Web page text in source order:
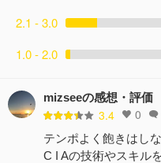
2.1 - 3.0
1.0 - 2.0
mizseeの感想・評価
3.4 0
テンポよく飽きはしな
C I Aの技術やスキル